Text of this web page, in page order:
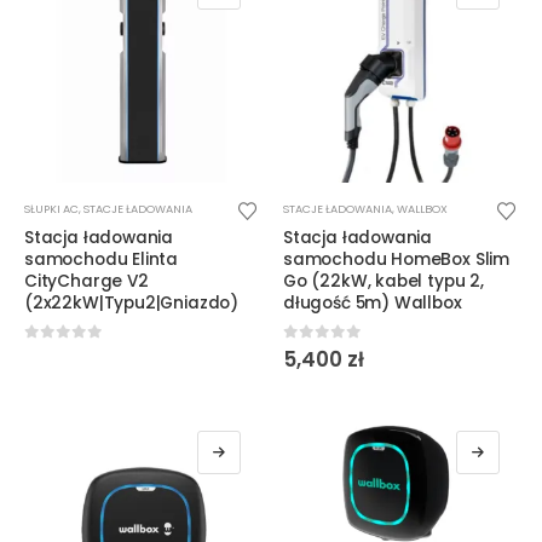
ma
wiele
wariantów.
Opcje
produktu
SŁUPKI AC,STACJE ŁADOWANIA
Stacja ładowania
samochodu Elinta
CityCharge V2
(2x22kW|Typu2|Gniazdo)
STACJE ŁADOWANIA,WALLBOX
Stacja ładowania
samochodu HomeBox Slim
Go (22kW, kabel typu 2,
długość 5m) Wallbox
0out of 5
5,400 zł